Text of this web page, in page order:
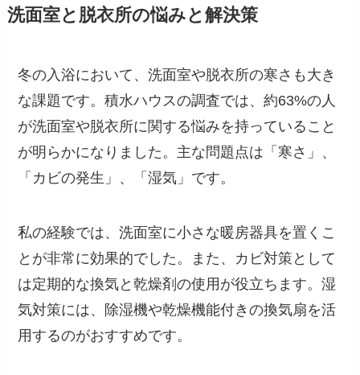
洗面室と脱衣所の悩みと解決策
冬の入浴において、洗面室や脱衣所の寒さも大き
な課題です。積水ハウスの調査では、約63%の人
が洗面室や脱衣所に関する悩みを持っていること
が明らかになりました。主な問題点は「寒さ」、
「カビの発生」、「湿気」です。
私の経験では、洗面室に小さな暖房器具を置くこ
とが非常に効果的でした。また、カビ対策として
は定期的な換気と乾燥剤の使用が役立ちます。湿
気対策には、除湿機や乾燥機能付きの換気扇を活
用するのがおすすめです。